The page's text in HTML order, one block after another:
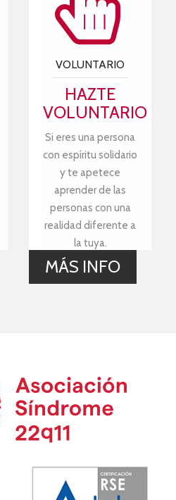
VOLUNTARIO
HAZTE
VOLUNTARIO
Si eres una persona
con espíritu solidario
y te apetece
aprender de las
personas con una
realidad diferente a
la tuya.
MÁS INFO